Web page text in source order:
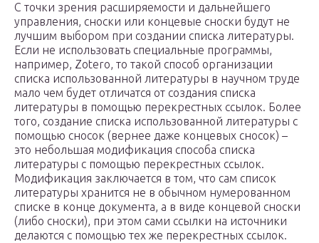
С точки зрения расширяемости и дальнейшего
управления, сноски или концевые сноски будут не
лучшим выбором при создании списка литературы.
Если не использовать специальные программы,
например, Zotero, то такой способ организации
списка использованной литературы в научном труде
мало чем будет отличатся от создания списка
литературы в помощью перекрестных ссылок. Более
того, создание списка использованной литературы с
помощью сносок (вернее даже концевых сносок) –
это небольшая модификация способа списка
литературы с помощью перекрестных ссылок.
Модификация заключается в том, что сам список
литературы хранится не в обычном нумерованном
списке в конце документа, а в виде концевой сноски
(либо сноски), при этом сами ссылки на источники
делаются с помощью тех же перекрестных ссылок.